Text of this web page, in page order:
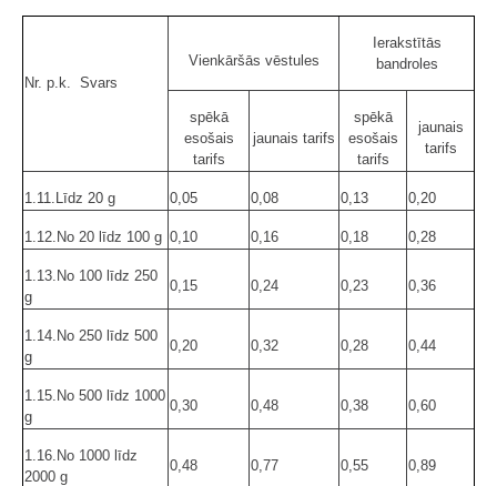
Nr. p.k. Svars
Vienkāršās vēstules
Ierakstītās
bandroles
spēkā
esošais
tarifs
jaunais tarifs
spēkā
esošais
tarifs
jaunais
tarifs
1.11.Līdz 20 g 0,05 0,08 0,13 0,20
1.12.No 20 līdz 100 g 0,10 0,16 0,18 0,28
1.13.No 100 līdz 250
g
0,15 0,24 0,23 0,36
1.14.No 250 līdz 500
g
0,20 0,32 0,28 0,44
1.15.No 500 līdz 1000
g
0,30 0,48 0,38 0,60
1.16.No 1000 līdz
2000 g
0,48 0,77 0,55 0,89